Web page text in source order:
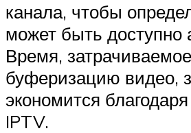
канала, чтобы
может быть доступно
Время,
буферизацию видео,
экономится
IPTV.